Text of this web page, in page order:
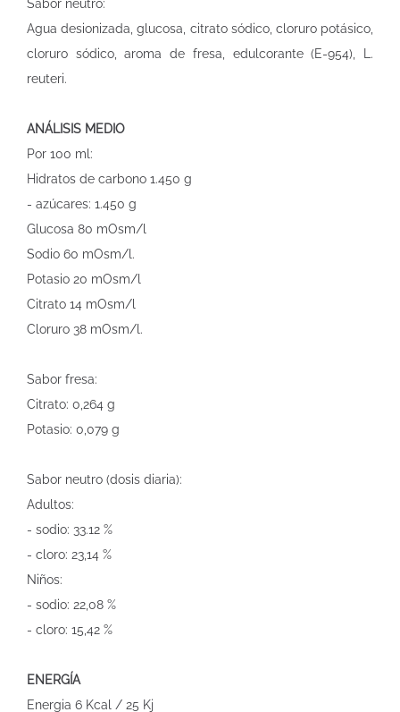
Sabor neutro:
Agua desionizada, glucosa, citrato sódico, cloruro potásico,
cloruro sódico, aroma de fresa, edulcorante (E-954), L.
reuteri.
ANÁLISIS MEDIO
Por 100 ml:
Hidratos de carbono 1.450 g
- azúcares: 1.450 g
Glucosa 80 mOsm/l
Sodio 60 mOsm/l.
Potasio 20 mOsm/l
Citrato 14 mOsm/l
Cloruro 38 mOsm/l.
Sabor fresa:
Citrato: 0,264 g
Potasio: 0,079 g
Sabor neutro (dosis diaria):
Adultos:
- sodio: 33.12 %
- cloro: 23,14 %
Niños:
- sodio: 22,08 %
- cloro: 15,42 %
ENERGÍA
Energia 6 Kcal / 25 Kj